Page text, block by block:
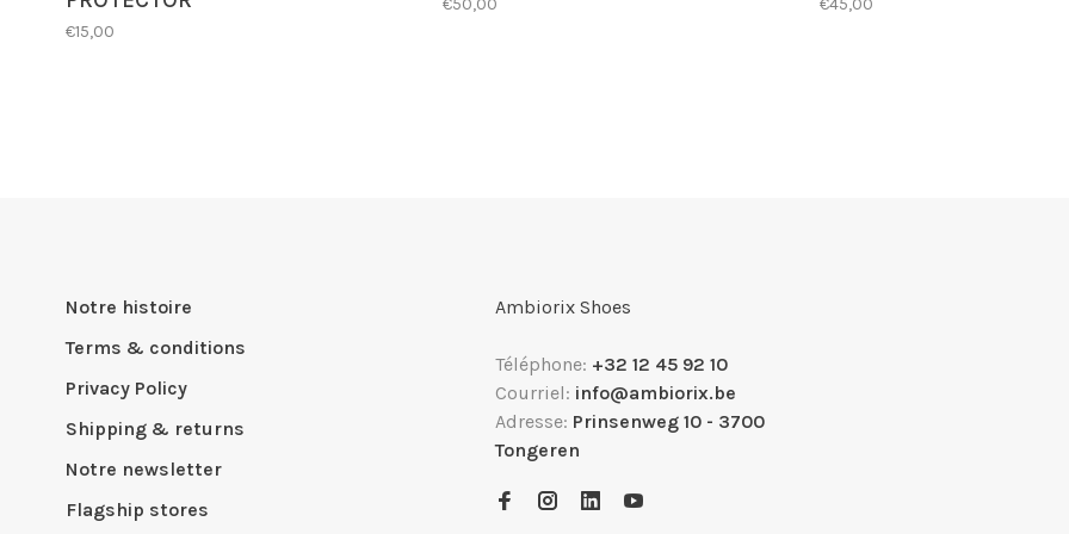
€15,00
€50,00 €45,00
Notre histoire
Terms & conditions
Privacy Policy
Shipping & returns
Notre newsletter
Flagship stores
Ambiorix Shoes
Téléphone: +32 12 45 92 10
Courriel: info@ambiorix.be
Adresse: Prinsenweg 10 - 3700
Tongeren